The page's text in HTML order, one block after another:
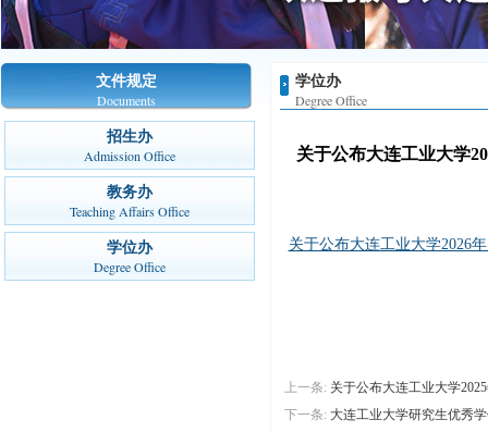
文件规定
Documents
招生办
Admission Office
教务办
Teaching Affairs Office
学位办
Degree Office
学位办
Degree Office
关于公布大连工业大学
关于公布大连工业大学2026
上一条: 关于公布大连工业大学
下一条: 大连工业大学研究生优秀